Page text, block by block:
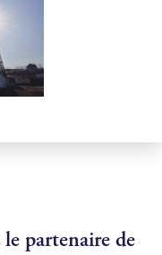
partenaire de